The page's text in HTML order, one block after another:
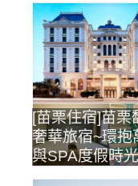
[苗栗住宿]苗
奢華旅宿~環
與SPA度假時